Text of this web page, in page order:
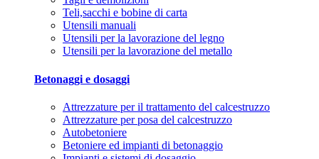
Teli,sacchi e bobine di carta
Utensili manuali
Utensili per la lavorazione del legno
Utensili per la lavorazione del metallo
Betonaggi e dosaggi
Attrezzature per il trattamento del calcestruzzo
Attrezzature per posa del calcestruzzo
Autobetoniere
Betoniere ed impianti di betonaggio